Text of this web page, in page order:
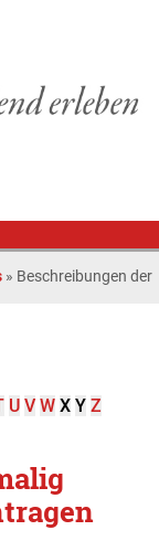
» Beschreibungen der
U V W X Y Z